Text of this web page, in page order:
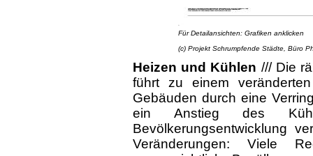
Für Detailansichten: Grafiken anklicken
(c) Projekt Schrumpfende Städte, Büro
Heizen und Kühlen /// Die
führt zu einem
Gebäuden durch eine
ein Anstieg des
Bevölkerungsentwicklung
Veränderungen: Viele